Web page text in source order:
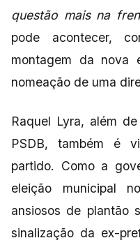
questão mais na
pode acontecer,
montagem da nova
nomeação de uma
Raquel Lyra, além
PSDB, também é
partido. Como a
eleição municipal
ansiosos de plantão
sinalização da ex-